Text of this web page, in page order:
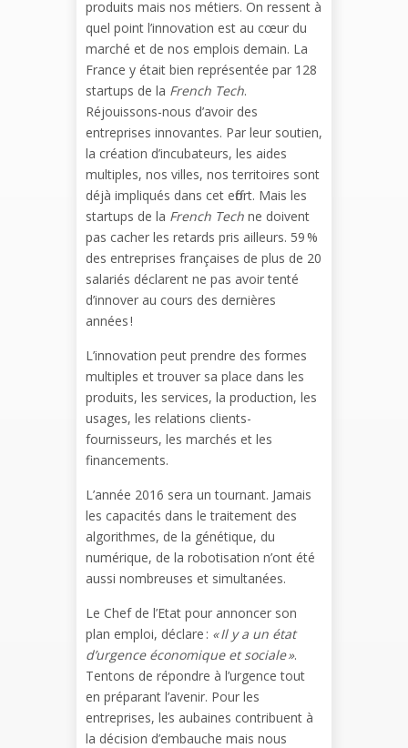
produits mais nos métiers. On ressent à
quel point l’innovation est au cœur du
marché et de nos emplois demain. La
France y était bien représentée par 128
startups de la French Tech.
Réjouissons-nous d’avoir des
entreprises innovantes. Par leur soutien,
la création d’incubateurs, les aides
multiples, nos villes, nos territoires sont
déjà impliqués dans cet effort. Mais les
startups de la French Tech ne doivent
pas cacher les retards pris ailleurs. 59 %
des entreprises françaises de plus de 20
salariés déclarent ne pas avoir tenté
d’innover au cours des dernières
années !
L’innovation peut prendre des formes
multiples et trouver sa place dans les
produits, les services, la production, les
usages, les relations clients-
fournisseurs, les marchés et les
financements.
L’année 2016 sera un tournant. Jamais
les capacités dans le traitement des
algorithmes, de la génétique, du
numérique, de la robotisation n’ont été
aussi nombreuses et simultanées.
Le Chef de l’Etat pour annoncer son
plan emploi, déclare : «Il y a un état
d’urgence économique et sociale».
Tentons de répondre à l’urgence tout
en préparant l’avenir. Pour les
entreprises, les aubaines contribuent à
la décision d’embauche mais nous